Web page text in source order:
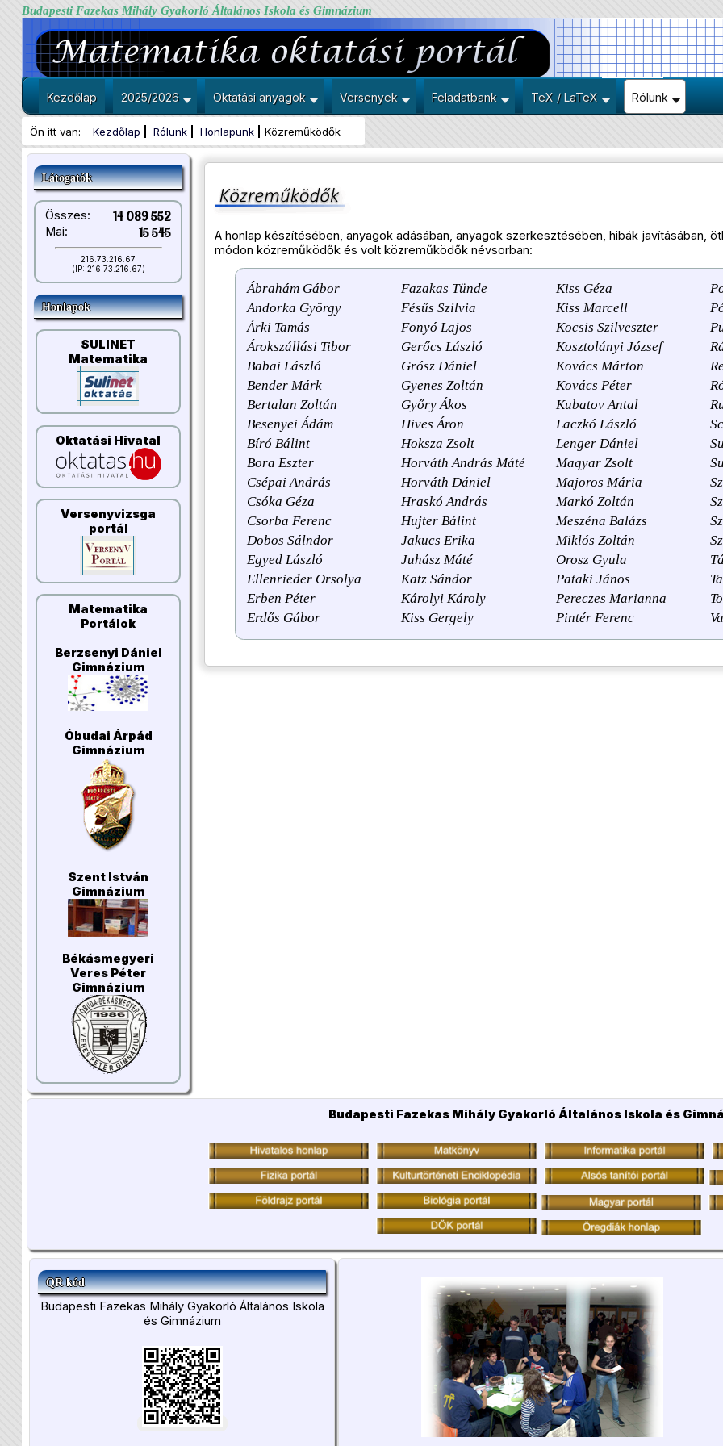
Budapesti Fazekas Mihály Gyakorló Általános Iskola és Gimnázium
Kezdőlap 2025/2026 Oktatási anyagok Versenyek Feladatbank TeX / LaTeX Rólunk
Ön itt van: Kezdőlap Rólunk Honlapunk Közreműködők
Látogatók
Összes: 14 089 552
Mai: 15 545
216.73.216.67
(IP: 216.73.216.67)
Honlapok
SULINET
Matematika
Oktatási Hivatal
Versenyvizsga
portál
Matematika
Portálok
Berzsenyi Dániel
Gimnázium
Óbudai Árpád
Gimnázium
Szent István
Gimnázium
Békásmegyeri
Veres Péter
Gimnázium
A honlap készítésében, anyagok adásában, anyagok szerkesztésében, hibák javításában,
módon közreműködők és volt közreműködők névsorban:
Ábrahám Gábor
Andorka György
Árki Tamás
Árokszállási Tibor
Babai László
Bender Márk
Bertalan Zoltán
Besenyei Ádám
Bíró Bálint
Bora Eszter
Csépai András
Csóka Géza
Csorba Ferenc
Dobos Sálndor
Egyed László
Ellenrieder Orsolya
Erben Péter
Erdős Gábor
Fazakas Tünde
Fésűs Szilvia
Fonyó Lajos
Gerőcs László
Grósz Dániel
Gyenes Zoltán
Győry Ákos
Hives Áron
Hoksza Zsolt
Horváth András Máté
Horváth Dániel
Hraskó András
Hujter Bálint
Jakucs Erika
Juhász Máté
Katz Sándor
Károlyi Károly
Kiss Gergely
Kiss Géza
Kiss Marcell
Kocsis Szilveszter
Kosztolányi József
Kovács Márton
Kovács Péter
Kubatov Antal
Laczkó László
Lenger Dániel
Magyar Zsolt
Majoros Mária
Markó Zoltán
Meszéna Balázs
Miklós Zoltán
Orosz Gyula
Pataki János
Pereczes Marianna
Pintér Ferenc
Budapesti Fazekas Mihály Gyakorló Általános Iskola és
QR kód
Budapesti Fazekas Mihály Gyakorló Általános Iskola
és Gimnázium